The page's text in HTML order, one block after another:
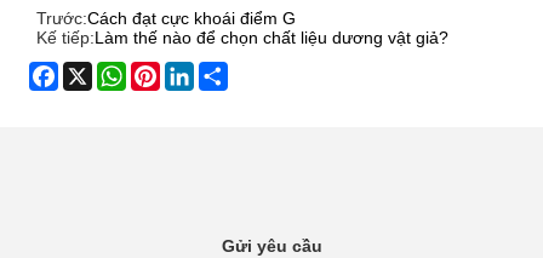
Trước:Cách đạt cực khoái điểm G
Kế tiếp:Làm thế nào để chọn chất liệu dương vật giả?
Facebook
X WhatsApp
Pinterest
LinkedIn
Gửi yêu cầu